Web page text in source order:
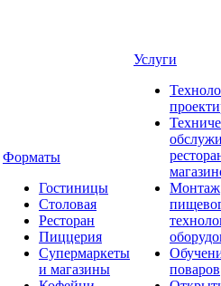
Форматы
Гостиницы
Столовая
Ресторан
Пиццерия
Супермаркеты
и магазины
Услуги
Монтаж
поваров